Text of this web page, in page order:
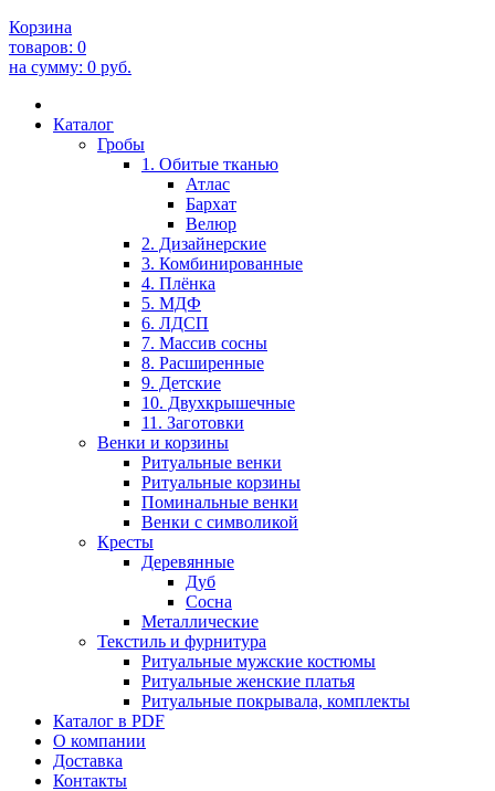
Корзина
товаров: 0
на сумму: 0 руб.
Каталог
Гробы
1. Обитые тканью
Атлас
Бархат
Велюр
2. Дизайнерские
3. Комбинированные
4. Плёнка
5. МДФ
6. ЛДСП
7. Массив сосны
8. Расширенные
9. Детские
10. Двухкрышечные
11. Заготовки
Венки и корзины
Ритуальные венки
Ритуальные корзины
Поминальные венки
Венки с символикой
Кресты
Деревянные
Дуб
Сосна
Металлические
Текстиль и фурнитура
Ритуальные мужские костюмы
Ритуальные женские платья
Ритуальные покрывала, комплекты
Каталог в PDF
О компании
Доставка
Контакты